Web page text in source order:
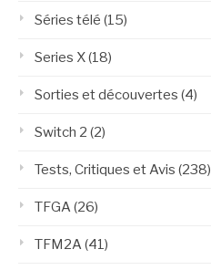
Séries télé (15)
Series X(18)
Sorties et découvertes (4)
Switch 2 (2)
Tests, Critiques et Avis (238)
TFGA (26)
TFM2A (41)